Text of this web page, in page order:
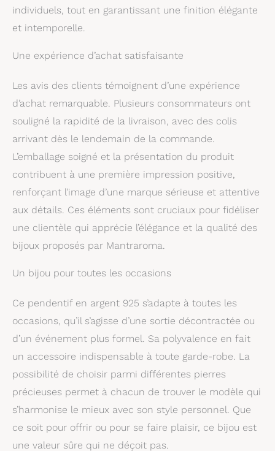
Matériau de haute
d'une pierre précieuse
est particulièrement
robuste et de haute
unique :
Que ce soit
pour une occasion
spéciale ou simplement
parce que, ce collier est
un merveilleux cadeau
pour une femme qui
naturel.
Longueur
réglable :
Grâce à
une technique de
le ruban de coton, vous
Du très court au cou au
long pendant, tout est
possible.
individuels, tout en garantissant une finition élégante
et intemporelle.
Une expérience d’achat satisfaisante
Les avis des clients témoignent d’une expérience
d’achat remarquable. Plusieurs consommateurs ont
souligné la rapidité de la livraison, avec des colis
arrivant dès le lendemain de la commande.
L’emballage soigné et la présentation du produit
contribuent à une première impression positive,
renforçant l’image d’une marque sérieuse et attentive
aux détails. Ces éléments sont cruciaux pour fidéliser
une clientèle qui apprécie l’élégance et la qualité des
bijoux proposés par Mantraroma.
Un bijou pour toutes les occasions
Ce pendentif en argent 925 s’adapte à toutes les
occasions, qu’il s’agisse d’une sortie décontractée ou
d’un événement plus formel. Sa polyvalence en fait
un accessoire indispensable à toute garde-robe. La
possibilité de choisir parmi différentes pierres
précieuses permet à chacun de trouver le modèle qui
s’harmonise le mieux avec son style personnel. Que
ce soit pour offrir ou pour se faire plaisir, ce bijou est
une valeur sûre qui ne déçoit pas.